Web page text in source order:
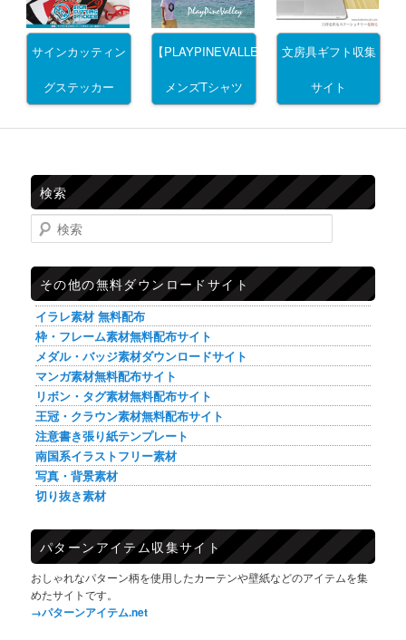
サインカッティン
グステッカー
【PLAYPINEVALLEY】
メンズTシャツ
文房具ギフト収集
サイト
検索
検索
その他の無料ダウンロードサイト
イラレ素材 無料配布
枠・フレーム素材無料配布サイト
メダル・バッジ素材ダウンロードサイト
マンガ素材無料配布サイト
リボン・タグ素材無料配布サイト
王冠・クラウン素材無料配布サイト
注意書き張り紙テンプレート
南国系イラストフリー素材
写真・背景素材
切り抜き素材
パターンアイテム収集サイト
おしゃれなパターン柄を使用したカーテンや壁紙などのアイテムを集
めたサイトです。
→パターンアイテム.net